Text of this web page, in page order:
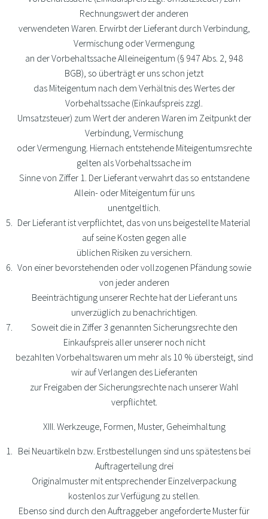
Rechnungswert der anderen
verwendeten Waren. Erwirbt der Lieferant durch Verbindung,
Vermischung oder Vermengung
an der Vorbehaltssache Alleineigentum (§ 947 Abs. 2, 948
BGB), so überträgt er uns schon jetzt
das Miteigentum nach dem Verhältnis des Wertes der
Vorbehaltssache (Einkaufspreis zzgl.
Umsatzsteuer) zum Wert der anderen Waren im Zeitpunkt der
Verbindung, Vermischung
oder Vermengung. Hiernach entstehende Miteigentumsrechte
gelten als Vorbehaltssache im
Sinne von Ziffer 1. Der Lieferant verwahrt das so entstandene
Allein- oder Miteigentum für uns
unentgeltlich.
Der Lieferant ist verpflichtet, das von uns beigestellte Material
auf seine Kosten gegen alle
üblichen Risiken zu versichern.
Von einer bevorstehenden oder vollzogenen Pfändung sowie
von jeder anderen
Beeinträchtigung unserer Rechte hat der Lieferant uns
unverzüglich zu benachrichtigen.
Soweit die in Ziffer 3 genannten Sicherungsrechte den
Einkaufspreis aller unserer noch nicht
bezahlten Vorbehaltswaren um mehr als 10 % übersteigt, sind
wir auf Verlangen des Lieferanten
zur Freigaben der Sicherungsrechte nach unserer Wahl
verpflichtet.
XIII. Werkzeuge, Formen, Muster, Geheimhaltung
Bei Neuartikeln bzw. Erstbestellungen sind uns spätestens bei
Auftragerteilung drei
Originalmuster mit entsprechender Einzelverpackung
kostenlos zur Verfügung zu stellen.
Ebenso sind durch den Auftraggeber angeforderte Muster für